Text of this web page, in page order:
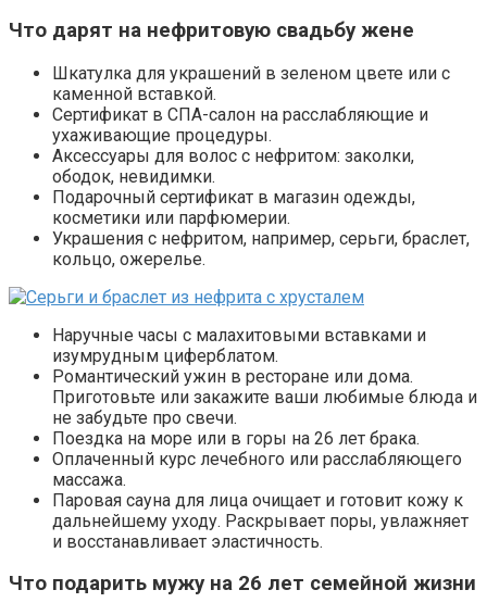
Что дарят на нефритовую свадьбу жене
Шкатулка для украшений в зеленом цвете или с
каменной вставкой.
Сертификат в СПА-салон на расслабляющие и
ухаживающие процедуры.
Аксессуары для волос с нефритом: заколки,
ободок, невидимки.
Подарочный сертификат в магазин одежды,
косметики или парфюмерии.
Украшения с нефритом, например, серьги, браслет,
кольцо, ожерелье.
Наручные часы с малахитовыми вставками и
изумрудным циферблатом.
Романтический ужин в ресторане или дома.
Приготовьте или закажите ваши любимые блюда и
не забудьте про свечи.
Поездка на море или в горы на 26 лет брака.
Оплаченный курс лечебного или расслабляющего
массажа.
Паровая сауна для лица очищает и готовит кожу к
дальнейшему уходу. Раскрывает поры, увлажняет
и восстанавливает эластичность.
Что подарить мужу на 26 лет семейной жизни